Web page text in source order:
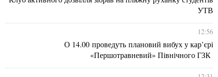
УТВ
12:56
О 14.00 проведуть плановий вибух у кар’єрі
«Першотравневий» Північного ГЗК